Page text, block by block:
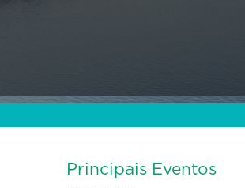
Principais Eventos